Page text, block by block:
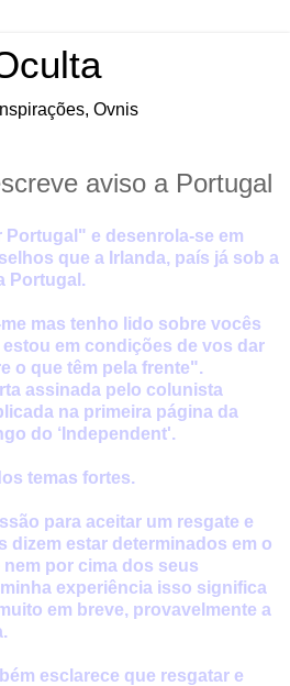
Ovnis
aviso a Portugal
Portugal" e desenrola-se em
que a Irlanda, país já sob a
Portugal.
mas tenho lido sobre vocês
em condições de vos dar
o que têm pela frente".
assinada pelo colunista
na primeira página da
do ‘Independent'.
temas fortes.
para aceitar um resgate e
dizem estar determinados em o
por cima dos seus
experiência isso significa
em breve, provavelmente a
esclarece que resgatar e